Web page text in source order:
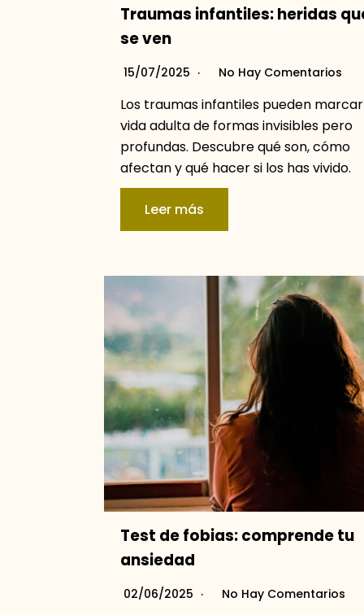
Traumas infantiles: heridas
se ven
15/07/2025 No Hay Comentarios
Los traumas infantiles pueden
vida adulta de formas invisibles pero
profundas. Descubre qué son, cómo
afectan y qué hacer si los has vivido.
Leer más
Test de fobias: comprende tu
ansiedad
02/06/2025 No Hay Comentarios